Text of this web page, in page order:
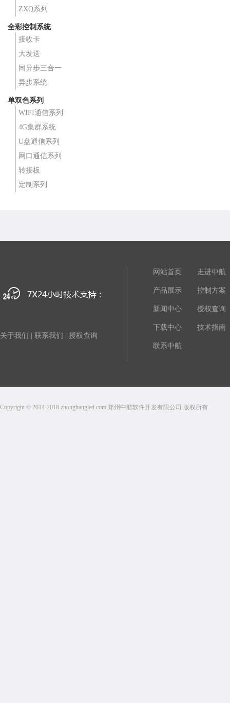
ZXQ系列
全彩控制系统
接收卡
大发送
同异步三合一
异步系统
单双色系列
WIFI通信系列
4G集群系统
U盘通信系列
网口通信系列
转接板
定制系列
关于我们 联系我们 授权查询
网站首页 走进中航
产品展示 控制方案
新闻中心 授权查询
下载中心 技术指南
联系中航
Copyright © 2014-2018 zhonghangled.com 郑州中航软件开发有限公司 版权所有